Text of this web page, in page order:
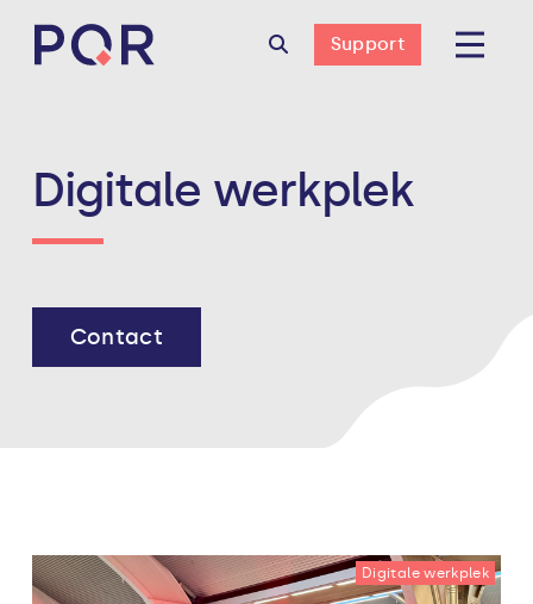
Support
Digitale werkplek
Contact
Digitale werkplek